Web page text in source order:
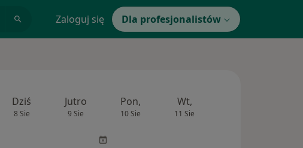
Zaloguj się Dla profesjonalistów
Dziś
8 Sie
Jutro
9 Sie
Pon,
10 Sie
Wt,
11 Sie